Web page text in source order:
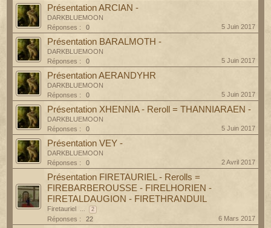
Présentation ARCIAN -
DARKBLUEMOON
Réponses :
0 5 Juin 2017
Présentation BARALMOTH -
DARKBLUEMOON
Réponses :
0 5 Juin 2017
Présentation AERANDYHR
DARKBLUEMOON
Réponses :
0 5 Juin 2017
Présentation XHENNIA - Reroll = THANNIARAEN -
DARKBLUEMOON
Réponses :
0 5 Juin 2017
Présentation VEY -
DARKBLUEMOON
Réponses :
0 2 Avril 2017
Présentation FIRETAURIEL - Rerolls =
FIREBARBEROUSSE - FIRELHORIEN -
FIRETALDAUGION - FIRETHRANDUIL
Firetauriel ... 2
Réponses : 22 6 Mars 2017